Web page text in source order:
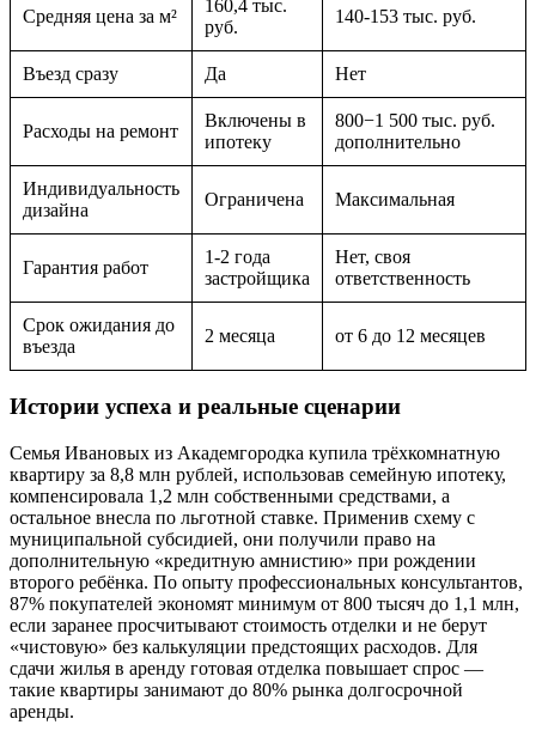
Средняя цена за м²
160,4 тыс.
руб.
140-153 тыс. руб.
Въезд сразу Да Нет
Расходы на ремонт
Включены в
ипотеку
800−1 500 тыс. руб.
дополнительно
Индивидуальность
дизайна
Ограничена Максимальная
Гарантия работ
1-2 года
застройщика
Нет, своя
ответственность
Срок ожидания до
въезда
2 месяца от 6 до 12 месяцев
Истории успеха и реальные сценарии
Семья Ивановых из Академгородка купила трёхкомнатную
квартиру за 8,8 млн рублей, использовав семейную ипотеку,
компенсировала 1,2 млн собственными средствами, а
остальное внесла по льготной ставке. Применив схему с
муниципальной субсидией, они получили право на
дополнительную «кредитную амнистию» при рождении
второго ребёнка. По опыту профессиональных консультантов,
87% покупателей экономят минимум от 800 тысяч до 1,1 млн,
если заранее просчитывают стоимость отделки и не берут
«чистовую» без калькуляции предстоящих расходов. Для
сдачи жилья в аренду готовая отделка повышает спрос —
такие квартиры занимают до 80% рынка долгосрочной
аренды.